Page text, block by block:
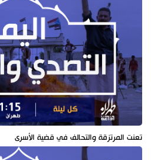
تعنت المرتزقة والتحالف في قضية الأسرى